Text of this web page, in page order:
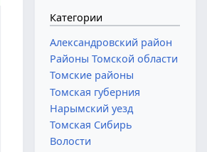
Категории
Александровский район
Районы Томской области
Томские районы
Томская губерния
Нарымский уезд
Томская Сибирь
Волости